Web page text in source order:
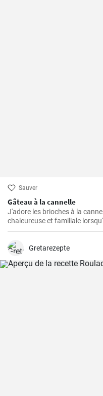
Sauver
Gâteau à la cannelle
J'adore les brioches à la
chaleureuse et familiale
Je pense que ce gâteau est
seulement il est délicieux,
Gretarezepte